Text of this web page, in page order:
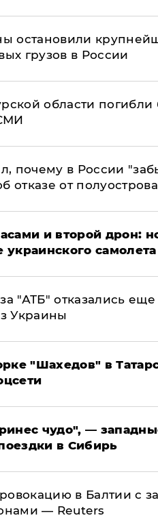
остановили
грузов в России
области
почему в России
отказе от полуострова
и второй дрон:
украинского
"АТБ" отказались
Украины
"Шахедов" в
чудо", —
в Сибирь
в Балтии с
— Reuters